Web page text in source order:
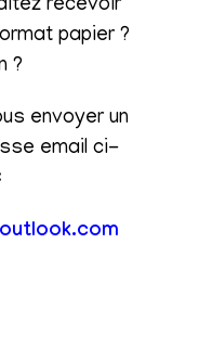
recevoir
papier ?
?
envoyer un
email ci-